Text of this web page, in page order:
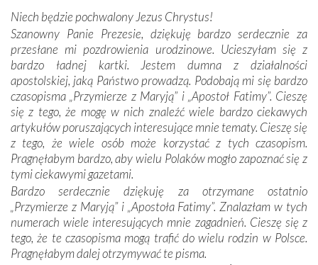
mieliśmy okazję przekonać się, że Maryja swoją opieką
otacza nie tylko nasz naród, lecz wszystkie nacje, które
się Jej ufnie oddają, a także każdą osobę, która zawierza
Jej siebie oraz swych bliskich.
Dzieje Portugalii to również historia wierności Bogu i
odstępstw, także w życiu władców. Trudne momenty w
wymiarze tak osobistym, jak i zbiorowym, przypominają o
konieczności ciągłego zabiegania o własną duszę i o łaskę
Opatrzności. Wierność przynosi pomyślność –
przynajmniej w życiu duchowym. Odstępstwo owocuje
nieszczęściem i śmiercią. Te uniwersalne prawdy
przychodziły na myśl, gdy słuchaliśmy opowieści
przewodników o portugalskich monarchach i wodzach,
zwycięskich bitwach i nieszczęśliwych losach grzesznych
kochanków.
Niech będzie pochwalony Jezus Chrystus!
Szanowny Panie Prezesie, dziękuję bardzo serdecznie za
przesłane mi pozdrowienia urodzinowe. Ucieszyłam się z
bardzo ładnej kartki. Jestem dumna z działalności
apostolskiej, jaką Państwo prowadzą. Podobają mi się bardzo
czasopisma „Przymierze z Maryją” i „Apostoł Fatimy”. Cieszę
się z tego, że mogę w nich znaleźć wiele bardzo ciekawych
artykułów poruszających interesujące mnie tematy. Cieszę się
z tego, że wiele osób może korzystać z tych czasopism.
Pragnęłabym bardzo, aby wielu Polaków mogło zapoznać się z
tymi ciekawymi gazetami.
Bardzo serdecznie dziękuję za otrzymane ostatnio
„Przymierze z Maryją” i „Apostoła Fatimy”. Znalazłam w tych
numerach wiele interesujących mnie zagadnień. Cieszę się z
tego, że te czasopisma mogą trafić do wielu rodzin w Polsce.
Pragnęłabym dalej otrzymywać te pisma.